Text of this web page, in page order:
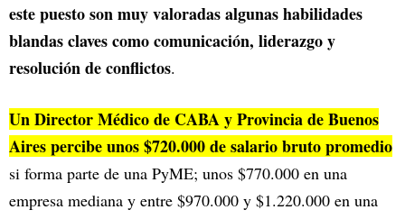
este puesto son muy valoradas algunas habilidades
blandas claves como comunicación, liderazgo y
resolución de conflictos.
Un Director Médico de CABA y Provincia de Buenos
Aires percibe unos $720.000 de salario bruto promedio
si forma parte de una PyME; unos $770.000 en una
empresa mediana y entre $970.000 y $1.220.000 en una